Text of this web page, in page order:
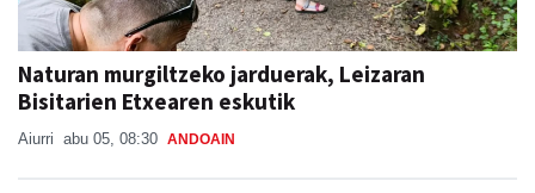
Naturan murgiltzeko jarduerak, Leizaran
Bisitarien Etxearen eskutik
Aiurri abu 05, 08:30 ANDOAIN